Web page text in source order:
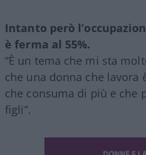
Intanto però
è ferma al 55%.
“È un tema che mi sta
che una donna che lavora
che consuma di più e che
figli”.